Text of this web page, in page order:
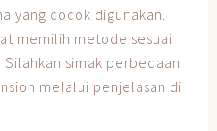
yang cocok digunakan.
memilih metode sesuai
simak perbedaan
melalui penjelasan di